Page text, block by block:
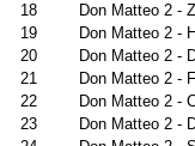
18
Don Matteo 2 -
19
Don Matteo 2 -
20
Don Matteo 2 -
21
Don Matteo 2 -
22
Don Matteo 2 -
23
Don Matteo 2 -